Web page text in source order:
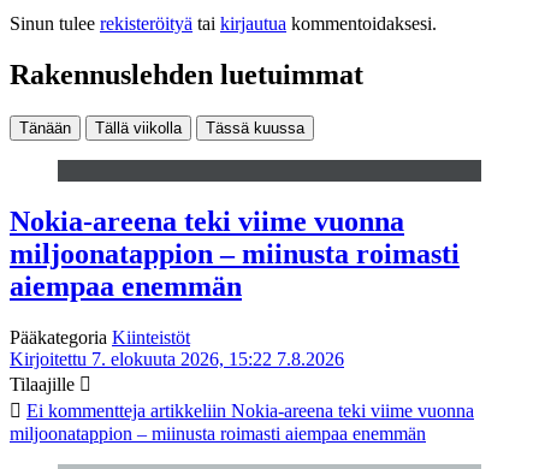
Sinun tulee rekisteröityä tai kirjautua kommentoidaksesi.
Rakennuslehden luetuimmat
Tänään Tällä viikolla Tässä kuussa
Nokia-areena teki viime vuonna
miljoonatappion – miinusta roimasti
aiempaa enemmän
Pääkategoria Kiinteistöt
Kirjoitettu 7. elokuuta 2026, 15:22 7.8.2026
Tilaajille
Ei kommentteja artikkeliin Nokia-areena teki viime vuonna
miljoonatappion – miinusta roimasti aiempaa enemmän